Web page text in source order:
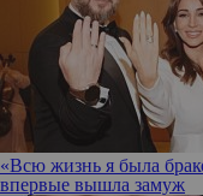
«Всю жизнь я была
впервые вышла замуж